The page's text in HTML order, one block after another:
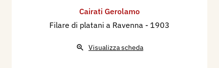
Cairati Gerolamo
Filare di platani a Ravenna - 1903
Visualizza scheda